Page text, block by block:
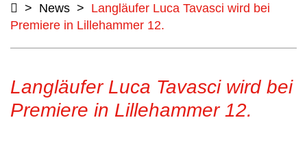
> News > Langläufer Luca Tavasci wird bei
Premiere in Lillehammer 12.
Langläufer Luca Tavasci wird bei
Premiere in Lillehammer 12.